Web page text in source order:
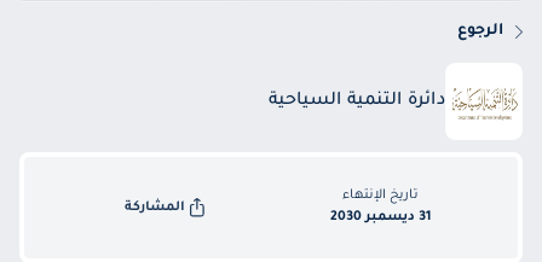
الرجوع
دائرة التنمية السياحية
تاريخ الإنتهاء
31 ديسمبر 2030
المشاركة